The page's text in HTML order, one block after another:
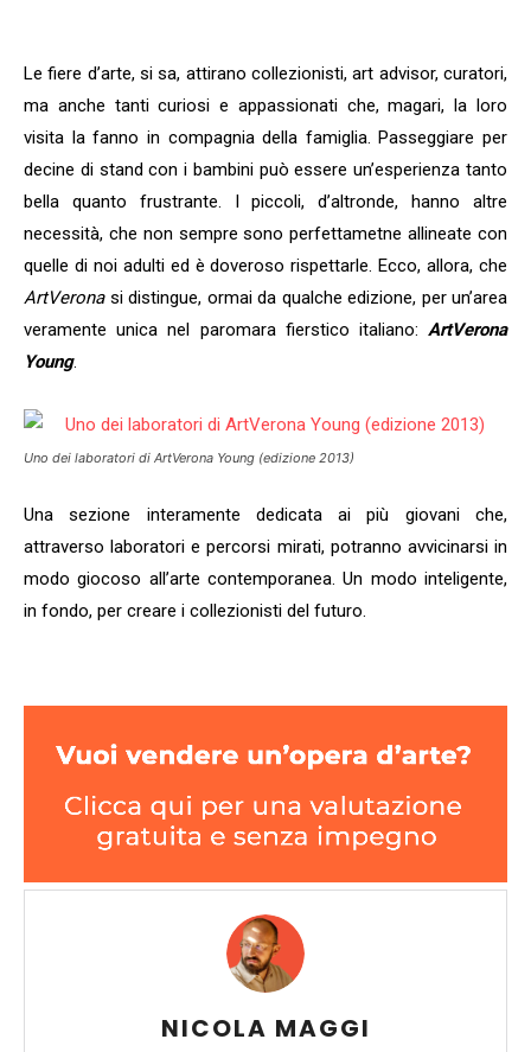
Le fiere d’arte, si sa, attirano collezionisti, art advisor, curatori,
ma anche tanti curiosi e appassionati che, magari, la loro
visita la fanno in compagnia della famiglia. Passeggiare per
decine di stand con i bambini può essere un’esperienza tanto
bella quanto frustrante. I piccoli, d’altronde, hanno altre
necessità, che non sempre sono perfettametne allineate con
quelle di noi adulti ed è doveroso rispettarle. Ecco, allora, che
ArtVeronasi distingue, ormai da qualche edizione, per un’area
veramente unica nel paromara fierstico italiano: ArtVerona
Young.
Uno dei laboratori di ArtVerona Young (edizione 2013)
Una sezione interamente dedicata ai più giovani che,
attraverso laboratori e percorsi mirati, potranno avvicinarsi in
modo giocoso all’arte contemporanea. Un modo inteligente,
in fondo, per creare i collezionisti del futuro.
NICOLA MAGGI